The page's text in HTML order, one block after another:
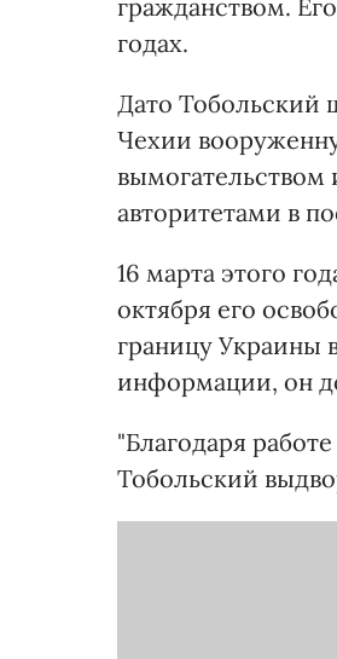
гражданством.
годах.
Дато Тобольский
Чехии
авторитетами в
16 марта этого
октября его
границу Украины
информации, он
"Благодаря
Тобольский